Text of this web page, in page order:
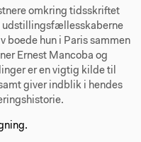
omkring tidsskriftet
udstillingsfællesskaberne
boede hun i Paris sammen
Ernest Mancoba og
er en vigtig kilde til
giver indblik i hendes